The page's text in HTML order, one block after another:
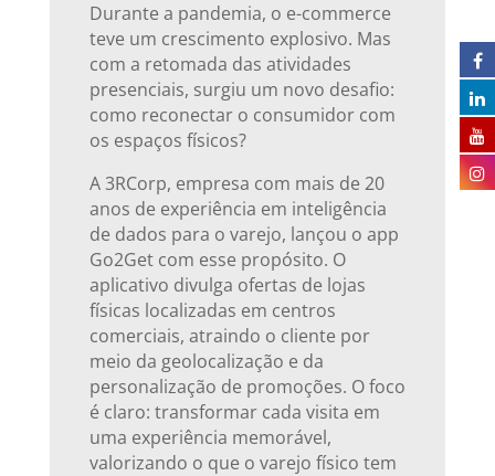
Durante a pandemia, o e-commerce
teve um crescimento explosivo. Mas
com a retomada das atividades
presenciais, surgiu um novo desafio:
como reconectar o consumidor com
os espaços físicos?
A 3RCorp, empresa com mais de 20
anos de experiência em inteligência
de dados para o varejo, lançou o app
Go2Get com esse propósito. O
aplicativo divulga ofertas de lojas
físicas localizadas em centros
comerciais, atraindo o cliente por
meio da geolocalização e da
personalização de promoções. O foco
é claro: transformar cada visita em
uma experiência memorável,
valorizando o que o varejo físico tem